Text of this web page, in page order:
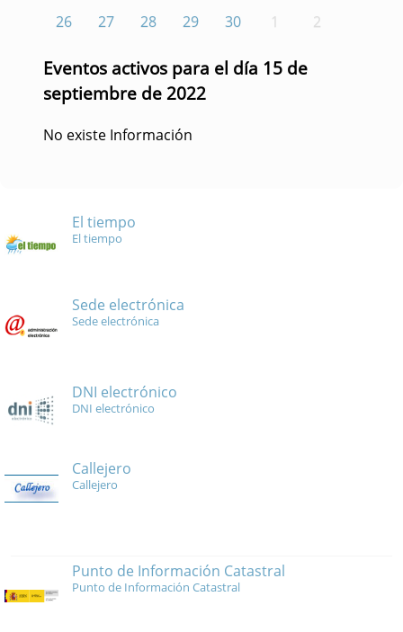
26
27 28 29 30 1 2
Eventos activos para el día 15 de
septiembre de 2022
No existe Información
El tiempo
El tiempo
Sede electrónica
Sede electrónica
DNI electrónico
DNI electrónico
Callejero
Callejero
Punto de Información Catastral
Punto de Información Catastral